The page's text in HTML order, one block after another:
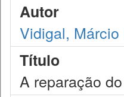
Autor
Vidigal,
Título
A reparação